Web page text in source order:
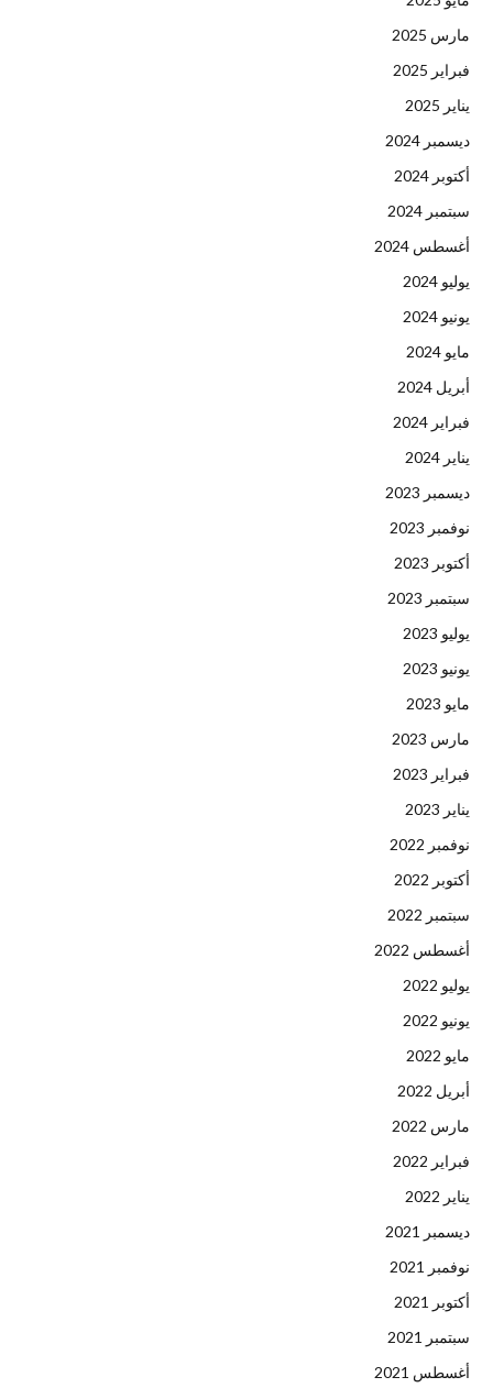
مارس 2025
فبراير 2025
يناير 2025
ديسمبر 2024
أكتوبر 2024
سبتمبر 2024
أغسطس 2024
يوليو 2024
يونيو 2024
مايو 2024
أبريل 2024
فبراير 2024
يناير 2024
ديسمبر 2023
نوفمبر 2023
أكتوبر 2023
سبتمبر 2023
يوليو 2023
يونيو 2023
مايو 2023
مارس 2023
فبراير 2023
يناير 2023
نوفمبر 2022
أكتوبر 2022
سبتمبر 2022
أغسطس 2022
يوليو 2022
يونيو 2022
مايو 2022
أبريل 2022
مارس 2022
فبراير 2022
يناير 2022
ديسمبر 2021
نوفمبر 2021
أكتوبر 2021
سبتمبر 2021
أغسطس 2021